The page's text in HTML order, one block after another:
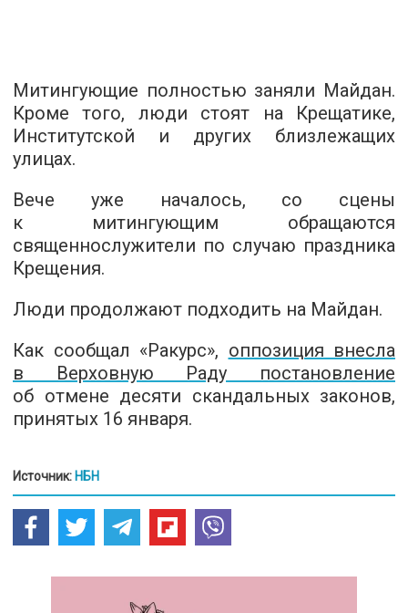
Митингующие полностью заняли Майдан.
Кроме того, люди стоят на Крещатике,
Институтской и других близлежащих
улицах.
Вече уже началось, со сцены
к митингующим обращаются
священнослужители по случаю праздника
Крещения.
Люди продолжают подходить на Майдан.
Как сообщал «Ракурс», оппозиция внесла
в Верховную Раду постановление
об отмене десяти скандальных законов,
принятых 16 января.
Источник: НБН